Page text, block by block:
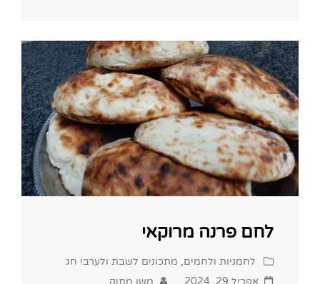
לחם פרנה מרוקאי
Cat
Links
לחמניות ולחמים, מתכונים לשבת ולערבי חג
Posted